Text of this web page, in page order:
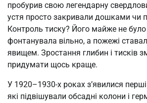
пробурив свою легендарну
устя просто закривали дошками чи
Контроль тиску? Його майже не
фонтанувала вільно, а пожежі
явищем. Зростання глибин і тисків
придумати щось краще.
У 1920–1930-х роках з’явилися
які підвішували обсадні колони і